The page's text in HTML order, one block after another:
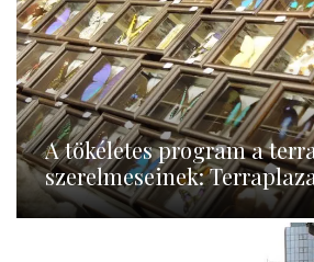
A tökéletes program a
szerelmeseinek: